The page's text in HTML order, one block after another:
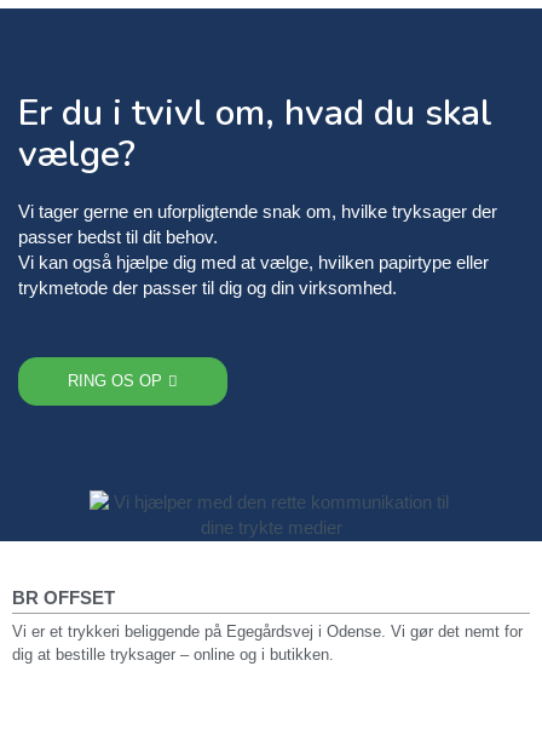
Er du i tvivl om, hvad du skal
vælge?
Vi tager gerne en uforpligtende snak om, hvilke tryksager der
passer bedst til dit behov.
Vi kan også hjælpe dig med at vælge, hvilken papirtype eller
trykmetode der passer til dig og din virksomhed.
RING OS OP
BR OFFSET
Vi er et trykkeri beliggende på Egegårdsvej i Odense. Vi gør det nemt for
dig at bestille tryksager – online og i butikken.